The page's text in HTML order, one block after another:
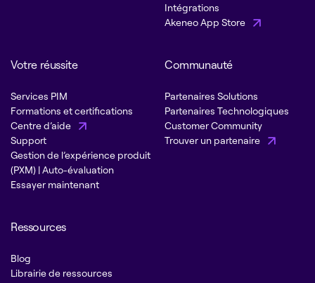
Intégrations
Akeneo App Store
Votre réussite
Services PIM
Formations et certifications
Centre d’aide
Support
Gestion de l’expérience produit
(PXM) | Auto-évaluation
Essayer maintenant
Communauté
Partenaires Solutions
Partenaires Technologiques
Customer Community
Trouver un partenaire
Ressources
Blog
Librairie de ressources